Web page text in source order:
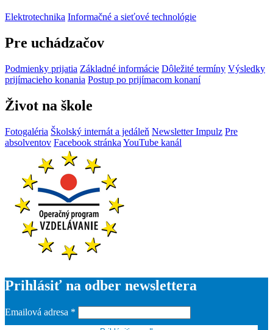
Elektrotechnika Informačné a sieťové technológie
Pre uchádzačov
Podmienky prijatia Základné informácie Dôležité termíny Výsledky
prijímacieho konania Postup po prijímacom konaní
Život na škole
Fotogaléria Školský internát a jedáleň Newsletter Impulz Pre
absolventov Facebook stránka YouTube kanál
Prihlásiť na odber newslettera
Emailová adresa *